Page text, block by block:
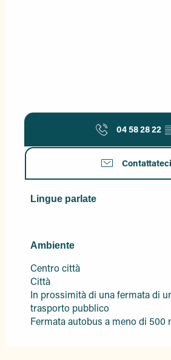
04 58 28 22
Contattateci
Lingue parlate
Lingue parlate
Ambiente
Ambiente
Centro città
Città
In prossimità di una fermata di
trasporto pubblico
Fermata autobus a meno di 500